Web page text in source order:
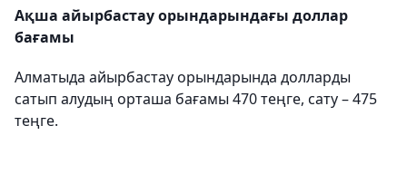
Ақша айырбастау орындарындағы доллар
бағамы
Алматыда айырбастау орындарында долларды
сатып алудың орташа бағамы 470 теңге, сату – 475
теңге.